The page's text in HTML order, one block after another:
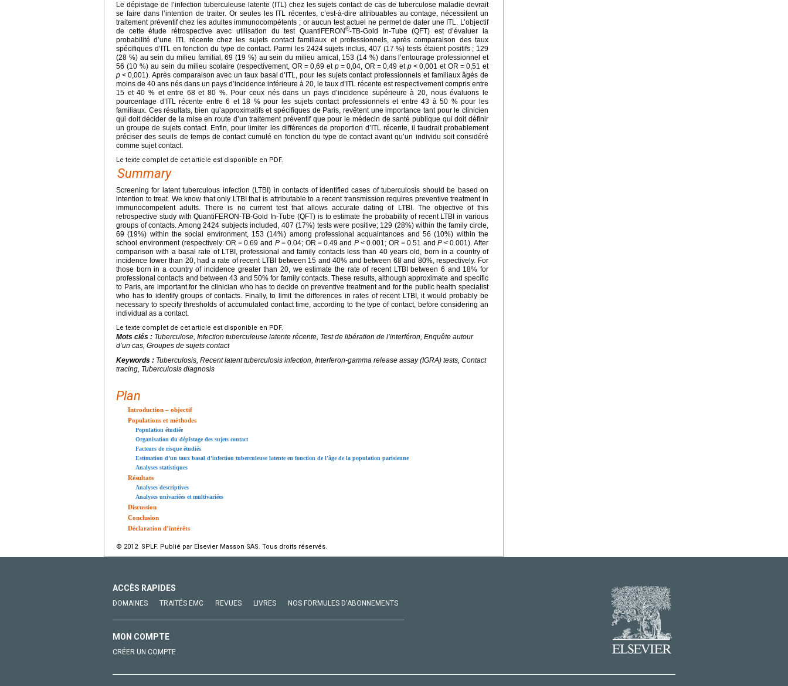
Le dépistage de l’infection tuberculeuse latente (ITL) chez les sujets contact de cas de tuberculose maladie devrait
se faire dans l’intention de traiter. Or seules les ITL récentes, c’est-à-dire attribuables au contage, nécessitent un
traitement préventif chez les adultes immunocompétents ; or aucun test actuel ne permet de dater une ITL. L’objectif
de cette étude rétrospective avec utilisation du test QuantiFERON®-TB-Gold In-Tube (QFT) est d’évaluer la
probabilité d’une ITL récente chez les sujets contact familiaux et professionnels, après comparaison des taux
spécifiques d’ITL en fonction du type de contact. Parmi les 2424 sujets inclus, 407 (17 %) tests étaient positifs ; 129
(28 %) au sein du milieu familial, 69 (19 %) au sein du milieu amical, 153 (14 %) dans l’entourage professionnel et
56 (10 %) au sein du milieu scolaire (respectivement, OR = 0,69 et p = 0,04, OR = 0,49 et p < 0,001 et OR = 0,51 et
p < 0,001). Après comparaison avec un taux basal d’ITL, pour les sujets contact professionnels et familiaux âgés de
moins de 40 ans nés dans un pays d’incidence inférieure à 20, le taux d’ITL récente est respectivement compris entre
15 et 40 % et entre 68 et 80 %. Pour ceux nés dans un pays d’incidence supérieure à 20, nous évaluons le
pourcentage d’ITL récente entre 6 et 18 % pour les sujets contact professionnels et entre 43 à 50 % pour les
familiaux. Ces résultats, bien qu’approximatifs et spécifiques de Paris, revêtent une importance tant pour le clinicien
qui doit décider de la mise en route d’un traitement préventif que pour le médecin de santé publique qui doit définir
un groupe de sujets contact. Enfin, pour limiter les différences de proportion d’ITL récente, il faudrait probablement
préciser des seuils de temps de contact cumulé en fonction du type de contact avant qu’un individu soit considéré
comme sujet contact.
Le texte complet de cet article est disponible en PDF.
Summary
Screening for latent tuberculous infection (LTBI) in contacts of identified cases of tuberculosis should be based on
intention to treat. We know that only LTBI that is attributable to a recent transmission requires preventive treatment in
immunocompetent adults. There is no current test that allows accurate dating of LTBI. The objective of this
retrospective study with QuantiFERON-TB-Gold In-Tube (QFT) is to estimate the probability of recent LTBI in various
groups of contacts. Among 2424 subjects included, 407 (17%) tests were positive; 129 (28%) within the family circle,
69 (19%) within the social environment, 153 (14%) among professional acquaintances and 56 (10%) within the
school environment (respectively: OR = 0.69 and P = 0.04; OR = 0.49 and P < 0.001; OR = 0.51 andP < 0.001). After
comparison with a basal rate of LTBI, professional and family contacts less than 40 years old, born in a country of
incidence lower than 20, had a rate of recent LTBI between 15 and 40% and between 68 and 80%, respectively. For
those born in a country of incidence greater than 20, we estimate the rate of recent LTBI between 6 and 18% for
professional contacts and between 43 and 50% for family contacts. These results, although approximate and specific
to Paris, are important for the clinician who has to decide on preventive treatment and for the public health specialist
who has to identify groups of contacts. Finally, to limit the differences in rates of recent LTBI, it would probably be
necessary to specify thresholds of accumulated contact time, according to the type of contact, before considering an
individual as a contact.
Le texte complet de cet article est disponible en PDF.
Mots clés : Tuberculose, Infection tuberculeuse latente récente, Test de libération de l’interféron, Enquête autour
d’un cas, Groupes de sujets contact
Keywords : Tuberculosis, Recent latent tuberculosis infection, Interferon-gamma release assay (IGRA) tests, Contact
tracing, Tuberculosis diagnosis
Plan
Introduction – objectif
Populations et méthodes
Population étudiée
Organisation du dépistage des sujets contact
Facteurs de risque étudiés
Estimation d’un taux basal d’infection tuberculeuse latente en fonction de l’âge de la population parisienne
Analyses statistiques
Résultats
Analyses descriptives
Analyses univariées et multivariées
Discussion
Conclusion
Déclaration d’intérêts
© 2012 SPLF. Publié par Elsevier Masson SAS. Tous droits réservés.
ACCÈS RAPIDES
DOMAINES TRAITÉS EMC REVUES LIVRES NOS FORMULES D'ABONNEMENTS
MON COMPTE
CRÉER UN COMPTE